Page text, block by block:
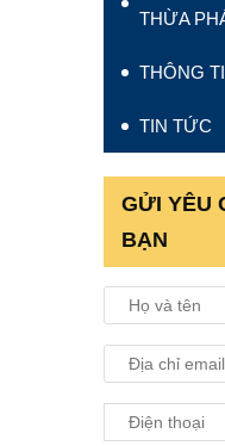
THỪA
THÔNG
TIN TỨC
GỬI YÊU
BẠN